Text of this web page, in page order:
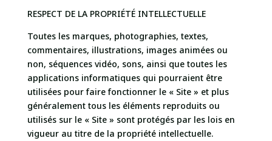
RESPECT DE LA PROPRIÉTÉ INTELLECTUELLE
Toutes les marques, photographies, textes,
commentaires, illustrations, images animées ou
non, séquences vidéo, sons, ainsi que toutes les
applications informatiques qui pourraient être
utilisées pour faire fonctionner le « Site » et plus
généralement tous les éléments reproduits ou
utilisés sur le « Site » sont protégés par les lois en
vigueur au titre de la propriété intellectuelle.